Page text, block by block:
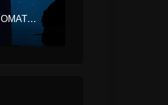
ΚΛΑΥΔΊΑ – ΑΣΤΕΡΟΜΆΤΑ (EUROVISION ΕΛΛΆΔΑ 2025)